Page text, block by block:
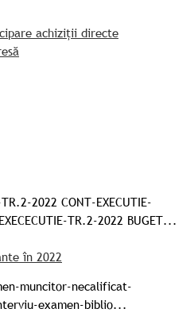
achiziții directe
2022 CONT-EXECUTIE-
TR.2-2022 BUGET...
în 2022
muncitor-necalificat-
examen-biblio...